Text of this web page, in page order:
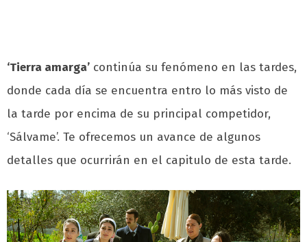
‘Tierra amarga’ continúa su fenómeno en las tardes,
donde cada día se encuentra entro lo más visto de
la tarde por encima de su principal competidor,
‘Sálvame’. Te ofrecemos un avance de algunos
detalles que ocurrirán en el capitulo de esta tarde.